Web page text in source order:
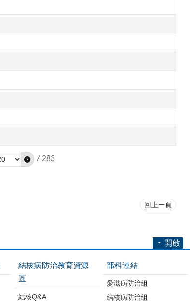
/ 283
回上一頁
開啟
結核病防治教育資源
區
結核Q&A
部科連結
愛滋病防治組
結核病防治組